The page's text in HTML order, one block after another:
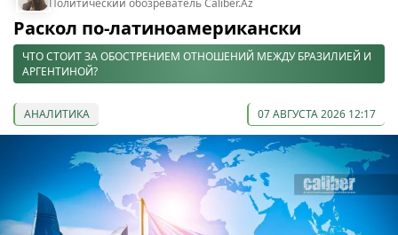
Раскол по-латиноамерикански
ЧТО СТОИТ ЗА ОБОСТРЕНИЕМ ОТНОШЕНИЙ МЕЖДУ БРАЗИЛИЕЙ И
АРГЕНТИНОЙ?
АНАЛИТИКА 07 АВГУСТА 2026 12:17